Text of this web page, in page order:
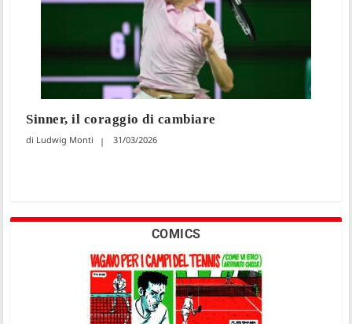
Sinner, il coraggio di cambiare
Ludwig Monti 31/03/2026
COMICS